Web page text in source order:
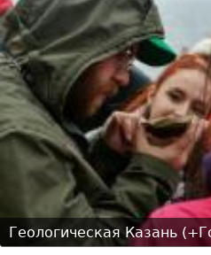
Геологическая Казань